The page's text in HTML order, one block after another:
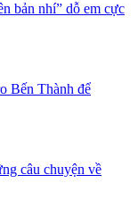
bản nhí” dỗ em cực
Bến Thành để
câu chuyện về